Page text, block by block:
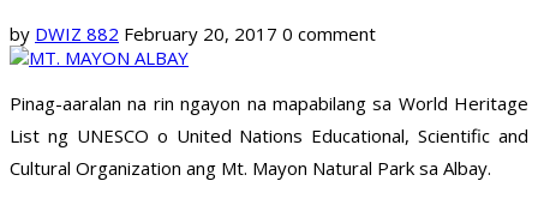
by DWIZ 882 February 20, 2017 0 comment
Pinag-aaralan na rin ngayon na mapabilang sa World Heritage
List ng UNESCO o United Nations Educational, Scientific and
Cultural Organization ang Mt. Mayon Natural Park sa Albay.